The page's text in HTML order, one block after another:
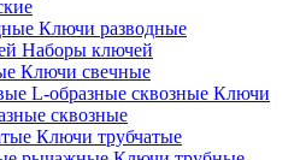
Ключи разводные
Наборы ключей
Ключи свечные
Ключи
сквозные
Ключи трубчатые